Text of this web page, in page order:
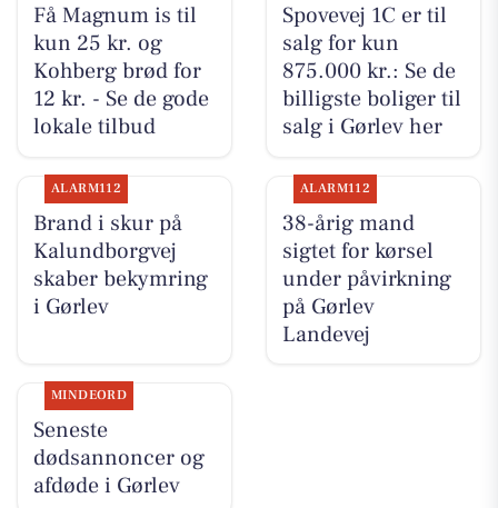
Få Magnum is til
kun 25 kr. og
Kohberg brød for
12 kr. - Se de gode
lokale tilbud
Spovevej 1C er til
salg for kun
875.000 kr.: Se de
billigste boliger til
salg i Gørlev her
ALARM112
Brand i skur på
Kalundborgvej
skaber bekymring
i Gørlev
ALARM112
38-årig mand
sigtet for kørsel
under påvirkning
på Gørlev
Landevej
MINDEORD
Seneste
dødsannoncer og
afdøde i Gørlev